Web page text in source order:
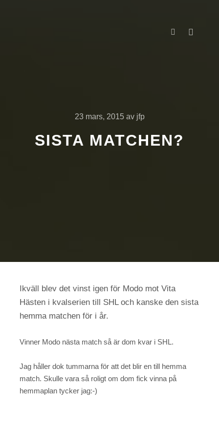
23 mars, 2015av jfp
SISTA MATCHEN?
Ikväll blev det vinst igen för Modo mot Vita
Hästen i kvalserien till SHL och kanske den sista
hemma matchen för i år.
Vinner Modo nästa match så är dom kvar i SHL.
Jag håller dok tummarna för att det blir en till hemma
match. Skulle vara så roligt om dom fick vinna på
hemmaplan tycker jag:-)